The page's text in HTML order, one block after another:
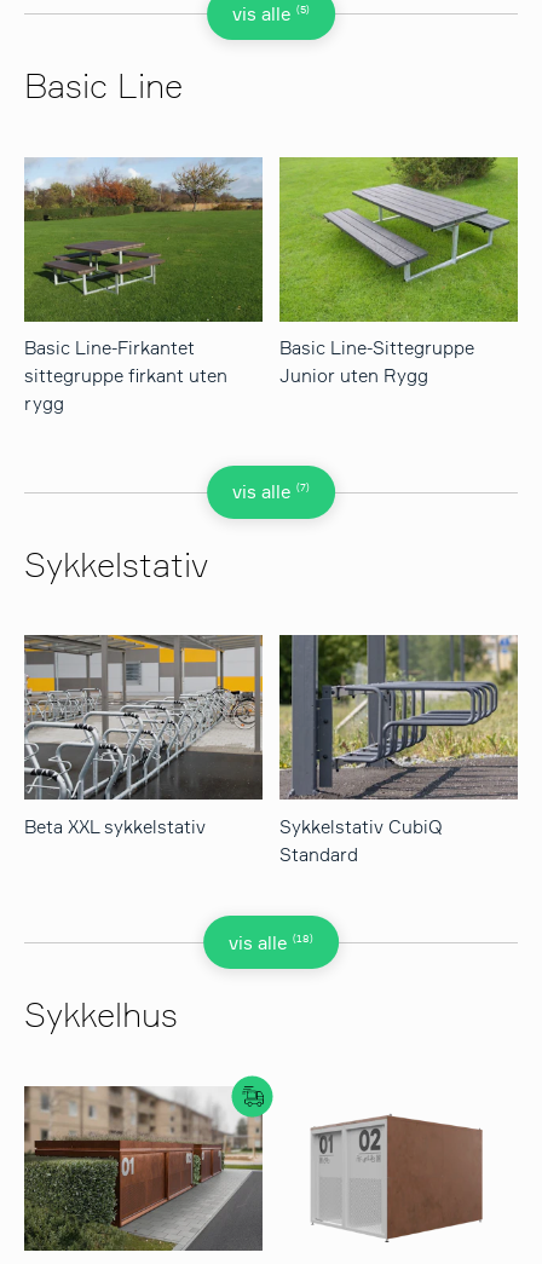
vis alle (5)
Basic Line
vis alle (7)
Basic Line-Firkantet
sittegruppe firkant uten
rygg
Basic Line-Sittegruppe
Junior uten Rygg
Sykkelstativ
vis alle (18)
Beta XXL sykkelstativ
Sykkelstativ CubiQ
Standard
Sykkelhus